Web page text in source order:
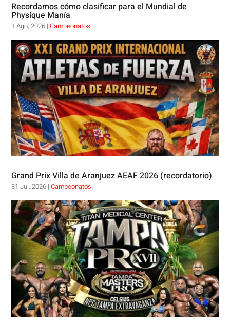
Recordamos cómo clasificar para el Mundial de
Physique Manía
1 Ago, 2026 |Campeonatos
Grand Prix Villa de Aranjuez AEAF 2026 (recordatorio)
31 Jul, 2026 |Campeonatos